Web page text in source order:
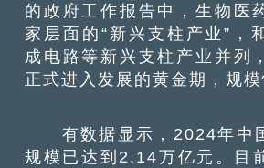
的政府工作报告中，生物医
家层面的“新兴支柱产业”，
成电路等新兴支柱产业并列
正式进入发展的黄金期，规模
有数据显示，2024年中
规模已达到2.14万亿元。目